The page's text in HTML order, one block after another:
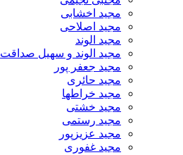
مجید اخشابی
مجید اصلاحی
مجید الوند‎
مجید الوند و سهیل صداقت
مجید جعفر پور
مجید حائری
مجید خراطها
مجید خشتی
مجید رستمی
مجید عزیزپور
مجید غفوری